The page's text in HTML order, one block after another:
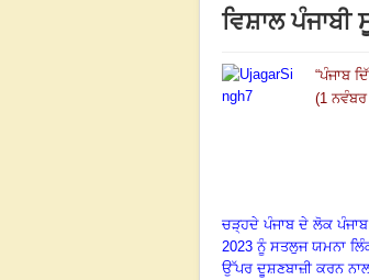
ਵਿਸ਼ਾਲ
“ਪੰਜਾਬ
(1 ਨਵੰਬਰ
ਚੜ੍ਹਦੇ ਪੰਜਾਬ ਦੇ ਲੋਕ ਪੰਜਾਬ
2023 ਨੂੰ ਸਤਲੁਜ ਯਮਨਾ
ਉੱਪਰ ਦੂਸ਼ਣਬਾਜ਼ੀ ਕਰਨ